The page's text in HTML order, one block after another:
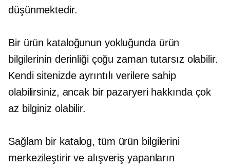
düşünmektedir.
Bir ürün kataloğunun yokluğunda ürün
bilgilerinin derinliği çoğu zaman tutarsız olabilir.
Kendi sitenizde ayrıntılı verilere sahip
olabilirsiniz, ancak bir pazaryeri hakkında çok
az bilginiz olabilir.
Sağlam bir katalog, tüm ürün bilgilerini
merkezileştirir ve alışveriş yapanların